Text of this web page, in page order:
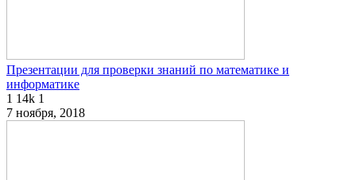
Презентации для проверки знаний по математике и
информатике
1 14k 1
7 ноября, 2018